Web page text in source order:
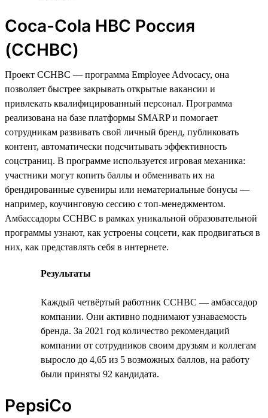
Coca-Cola HBC Россия
(CCHBC)
Проект CCHBC — программа Employee Advocacy, она
позволяет быстрее закрывать открытые вакансии и
привлекать квалифицированный персонал. Программа
реализована на базе платформы SMARP и помогает
сотрудникам развивать свой личный бренд, публиковать
контент, автоматически подсчитывать эффективность
соцстраниц. В программе используется игровая механика:
участники могут копить баллы и обменивать их на
брендированные сувениры или нематериальные бонусы —
например, коучинговую сессию с топ-менеджментом.
Амбассадоры CCHBC в рамках уникальной образовательной
программы узнают, как устроены соцсети, как продвигаться в
них, как представлять себя в интернете.
Результаты
Каждый четвёртый работник CCHBC — амбассадор
компании. Они активно поднимают узнаваемость
бренда. За 2021 год количество рекомендаций
компании от сотрудников своим друзьям и коллегам
выросло до 4,65 из 5 возможных баллов, на работу
были приняты 92 кандидата.
PepsiCo